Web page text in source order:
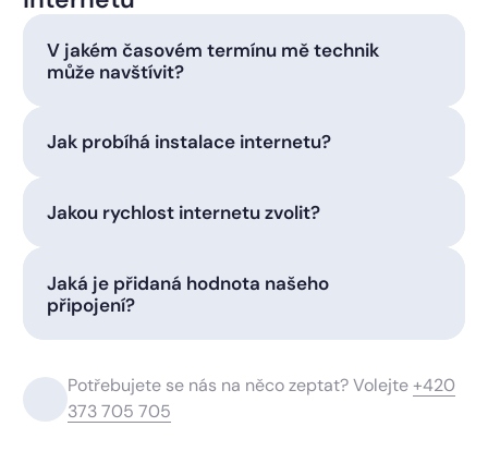
V jakém časovém termínu mě technik
může navštívit?
Jak probíhá instalace internetu?
Jakou rychlost internetu zvolit?
Jaká je přidaná hodnota našeho
připojení?
Potřebujete se nás na něco zeptat? Volejte+420
373 705 705